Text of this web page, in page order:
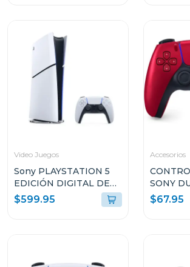
Video Juegos
Sony PLAYSTATION 5
EDICIÓN DIGITAL DE
825GB SIN LECTOR DE
DISCO CFI2115
$599.95
Accesorios
SONY
COLOR
$67.95